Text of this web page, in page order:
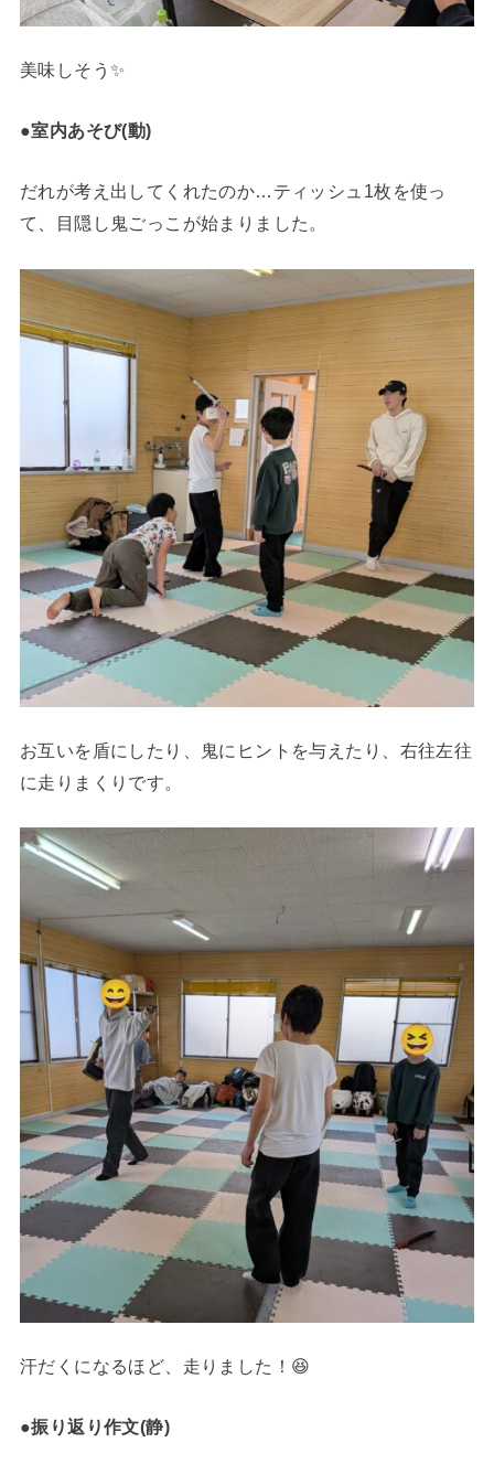
美味しそう✨️
●室内あそび(動)
だれが考え出してくれたのか…ティッシュ1枚を使っ
て、目隠し鬼ごっこが始まりました。
お互いを盾にしたり、鬼にヒントを与えたり、右往左往
に走りまくりです。
汗だくになるほど、走りました！😆
●振り返り作文(静)